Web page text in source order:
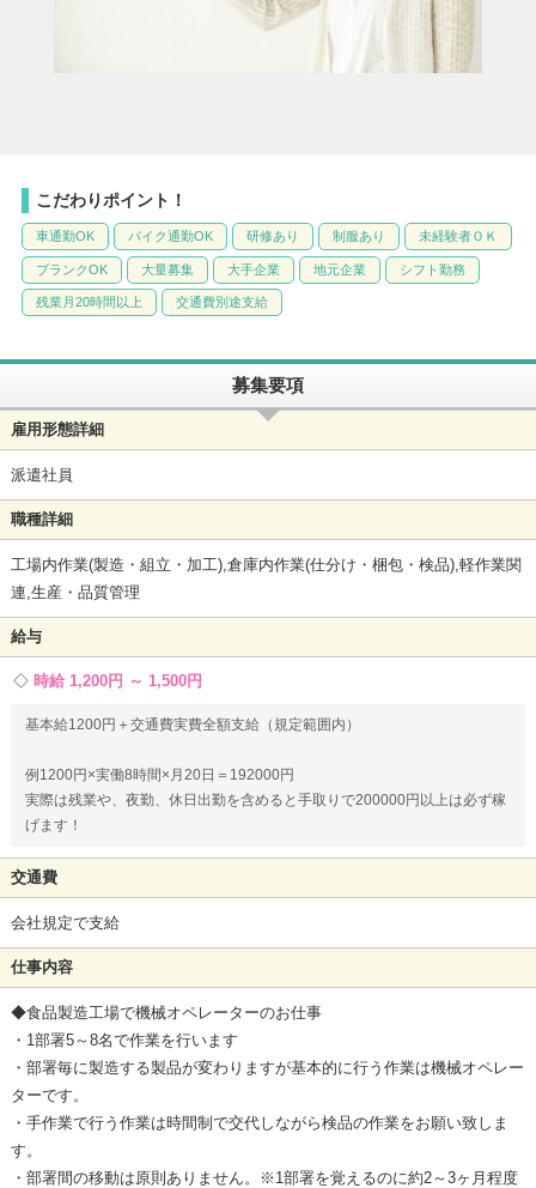
こだわりポイント！
車通勤OK バイク通勤OK 研修あり 制服あり 未経験者ＯＫ
ブランクOK 大量募集 大手企業 地元企業 シフト勤務
残業月20時間以上 交通費別途支給
募集要項
雇用形態詳細
派遣社員
職種詳細
工場内作業(製造・組立・加工),倉庫内作業(仕分け・梱包・検品),軽作業関
連,生産・品質管理
給与
時給 1,200円 ～ 1,500円
基本給1200円＋交通費実費全額支給（規定範囲内）
例1200円×実働8時間×月20日＝192000円
実際は残業や、夜勤、休日出勤を含めると手取りで200000円以上は必ず稼
げます！
交通費
会社規定で支給
仕事内容
◆食品製造工場で機械オペレーターのお仕事
・1部署5～8名で作業を行います
・部署毎に製造する製品が変わりますが基本的に行う作業は機械オペレー
ターです。
・手作業で行う作業は時間制で交代しながら検品の作業をお願い致しま
す。
・部署間の移動は原則ありません。※1部署を覚えるのに約2～3ヶ月程度